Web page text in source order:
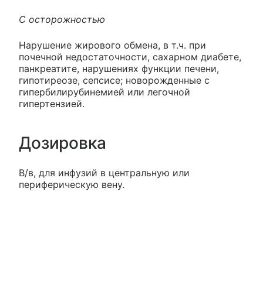
С осторожностью
Нарушение жирового обмена, в т.ч. при
почечной недостаточности, сахарном диабете,
панкреатите, нарушениях функции печени,
гипотиреозе, сепсисе; новорожденные с
гипербилирубинемией или легочной
гипертензией.
Дозировка
В/в, для инфузий в центральную или
периферическую вену.